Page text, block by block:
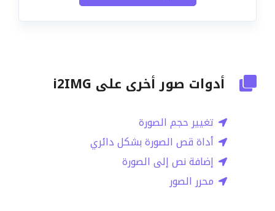
أدوات صور أخرى على i2IMG
تغيير حجم الصورة
أداة قص الصورة بشكل دائري
إضافة نص إلى الصورة
محرر الصور